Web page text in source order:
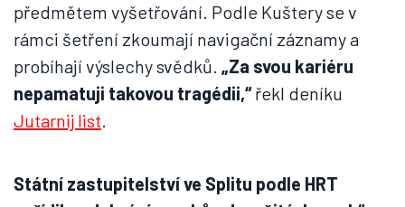
předmětem vyšetřování. Podle Kuštery se v
rámci šetření zkoumají navigační záznamy a
probíhají výslechy svědků. „Za svou kariéru
nepamatuji takovou tragédii,“řekl deníku
Jutarnij list.
Státní zastupitelství ve Splitu podle HRT